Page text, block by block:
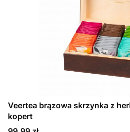
Veertea brązowa skrzynka z
kopert